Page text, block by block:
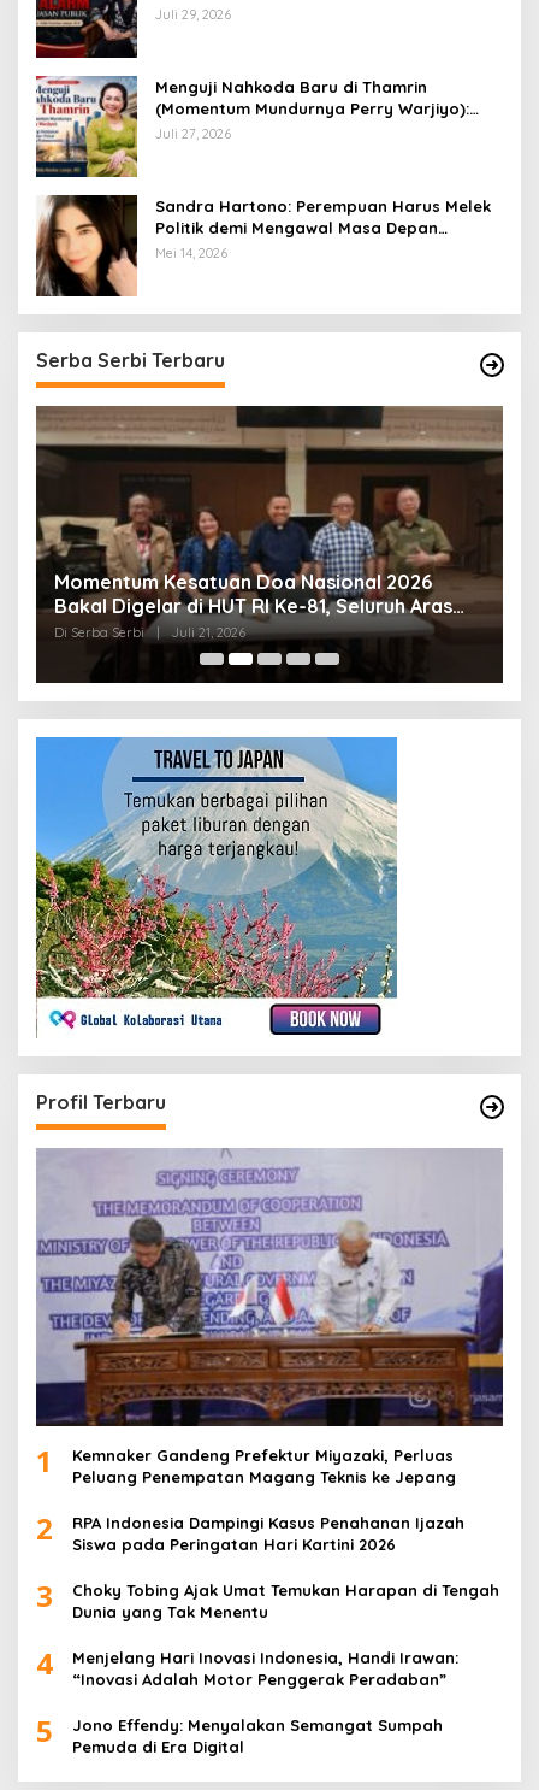
Juli 29, 2026
​Menguji Nahkoda Baru di Thamrin
(Momentum Mundurnya Perry Warjiyo):
Sinergi Kebijakan Moneter-Fiskal di Era
Juli 27, 2026
Sandra Hartono: Perempuan Harus Melek
Politik demi Mengawal Masa Depan
Bangsa
Mei 14, 2026
Serba Serbi Terbaru
Momentum Kesatuan Doa Nasional 2026
Bakal Digelar di HUT RI Ke-81, Seluruh Aras
Gereja Bersatu Doakan Indonesia
Di Serba Serbi Juli 21, 2026
Profil Terbaru
1
Kemnaker Gandeng Prefektur Miyazaki, Perluas
Peluang Penempatan Magang Teknis ke Jepang
2
RPA Indonesia Dampingi Kasus Penahanan Ijazah
Siswa pada Peringatan Hari Kartini 2026
3
Choky Tobing Ajak Umat Temukan Harapan di Tengah
Dunia yang Tak Menentu
4
Menjelang Hari Inovasi Indonesia, Handi Irawan:
“Inovasi Adalah Motor Penggerak Peradaban”
5
Jono Effendy: Menyalakan Semangat Sumpah
Pemuda di Era Digital